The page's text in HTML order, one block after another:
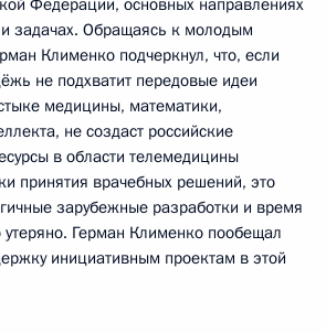
Федерации, основных направлениях
задачах. Обращаясь к молодым
Клименко подчеркнул, что, если
не подхватит передовые идеи
медицины, математики,
не создаст российские
в области телемедицины
принятия врачебных решений, это
зарубежные разработки и время
утеряно. Герман Клименко пообещал
инициативным проектам в этой